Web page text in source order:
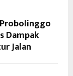
Dampak
Jalan